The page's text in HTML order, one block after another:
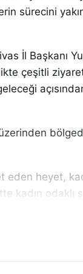
sürecini
İl Başkanı
çeşitli
eden heyet,
kadın odaklı
ve toplumsal
İl